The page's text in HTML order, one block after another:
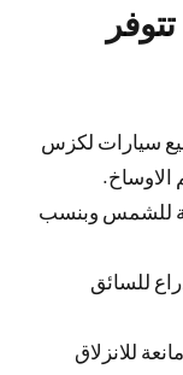
سيارات لكزس
للشمس وبنسب
للسائق
للانزلاق